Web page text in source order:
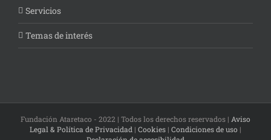
Servicios
Temas de interés
Fundación Ataretaco - 2022 | Todos los derechos reservados | Aviso
Legal & Política de Privacidad | Cookies | Condiciones de uso |